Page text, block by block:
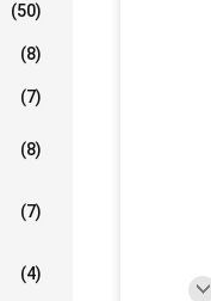
(50)
(8)
(7)
(8)
(7)
(4)